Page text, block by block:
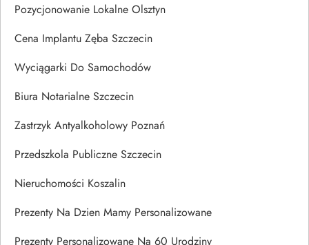
Pozycjonowanie Lokalne Olsztyn
Cena Implantu Zęba Szczecin
Wyciągarki Do Samochodów
Biura Notarialne Szczecin
Zastrzyk Antyalkoholowy Poznań
Przedszkola Publiczne Szczecin
Nieruchomości Koszalin
Prezenty Na Dzien Mamy Personalizowane
Prezenty Personalizowane Na 60 Urodziny